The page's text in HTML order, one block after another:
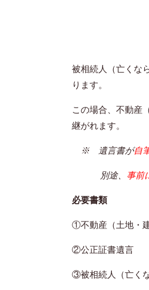
被相続人（亡くな
ります。
この場合、不動産
継がれます。
※ 遺言書が自
別途、 事前
必要書類
①不動産（土地・
②公正証書遺言
③被相続人（亡く